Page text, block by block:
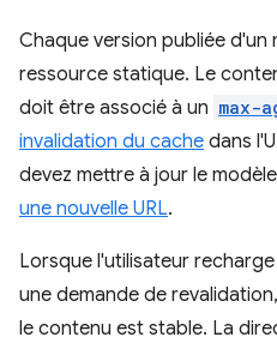
Chaque version publiée d'un
ressource statique. Le
doit être associé à un max-
invalidation du cache dans
devez mettre à jour le
une nouvelle URL.
Lorsque l'utilisateur
une demande de
le contenu est stable. La